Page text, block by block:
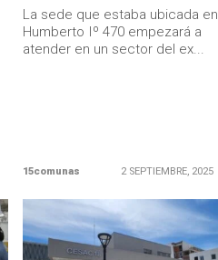
La sede que estaba ubicada en
Humberto Iº 470 empezará a
atender en un sector del ex...
15comunas 2 SEPTIEMBRE, 2025
LEER MAS